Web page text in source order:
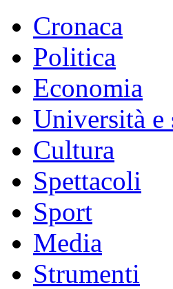
Cronaca
Politica
Economia
Università e
Cultura
Spettacoli
Sport
Media
Strumenti